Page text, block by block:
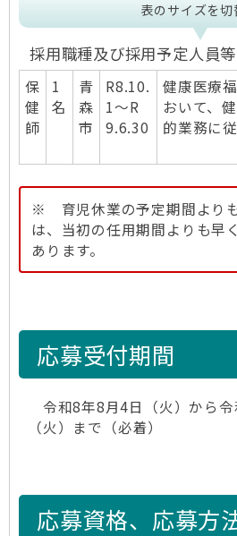
表のサイズを切
採用職種及び採用予定人員等
保
健
師
1
名
青
森
市
R8.10.
1～R
9.6.30
健康医療
おいて、
的業務に
※ 育児休業の予定期間より
は、当初の任用期間よりも早
あります。
応募受付期間
令和8年8月4日（火）から令
（火）まで（必着）
応募資格、応募方